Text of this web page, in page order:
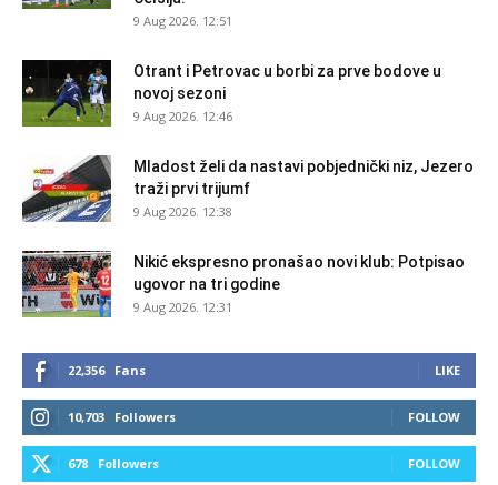
9 Aug 2026. 12:51
Otrant i Petrovac u borbi za prve bodove u
novoj sezoni
9 Aug 2026. 12:46
Mladost želi da nastavi pobjednički niz, Jezero
traži prvi trijumf
9 Aug 2026. 12:38
Nikić ekspresno pronašao novi klub: Potpisao
ugovor na tri godine
9 Aug 2026. 12:31
22,356 Fans LIKE
10,703 Followers FOLLOW
678 Followers FOLLOW